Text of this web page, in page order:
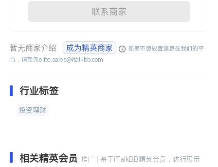
联系商家
暂无商家介绍 成为精英商家
如果不想放置信息在我们的平
台，请联系elite.sales@italkbb.com
行业标签
投资理财
相关精英会员 推广 | 基于iTalkBB精英会员，进行展示